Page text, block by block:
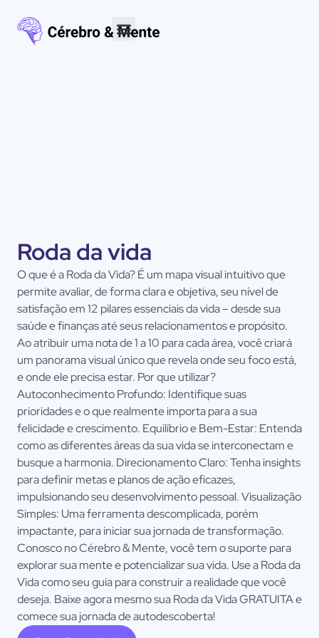
Roda da vida
O que é a Roda da Vida? É um mapa visual intuitivo que
permite avaliar, de forma clara e objetiva, seu nível de
satisfação em 12 pilares essenciais da vida – desde sua
saúde e finanças até seus relacionamentos e propósito.
Ao atribuir uma nota de 1 a 10 para cada área, você criará
um panorama visual único que revela onde seu foco está,
e onde ele precisa estar. Por que utilizar?
Autoconhecimento Profundo: Identifique suas
prioridades e o que realmente importa para a sua
felicidade e crescimento. Equilíbrio e Bem-Estar: Entenda
como as diferentes áreas da sua vida se interconectam e
busque a harmonia. Direcionamento Claro: Tenha insights
para definir metas e planos de ação eficazes,
impulsionando seu desenvolvimento pessoal. Visualização
Simples: Uma ferramenta descomplicada, porém
impactante, para iniciar sua jornada de transformação.
Conosco no Cérebro & Mente, você tem o suporte para
explorar sua mente e potencializar sua vida. Use a Roda da
Vida como seu guia para construir a realidade que você
deseja. Baixe agora mesmo sua Roda da Vida GRATUITA e
comece sua jornada de autodescoberta!